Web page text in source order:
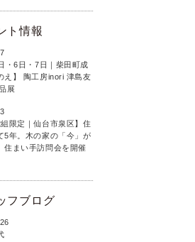
ト情報
・6日・7日｜柴田町成
え】 陶工房inori 津島友
展
組限定｜仙台市泉区】住
5年。木の家の「今」が
住まい手訪問会を開催
フブログ